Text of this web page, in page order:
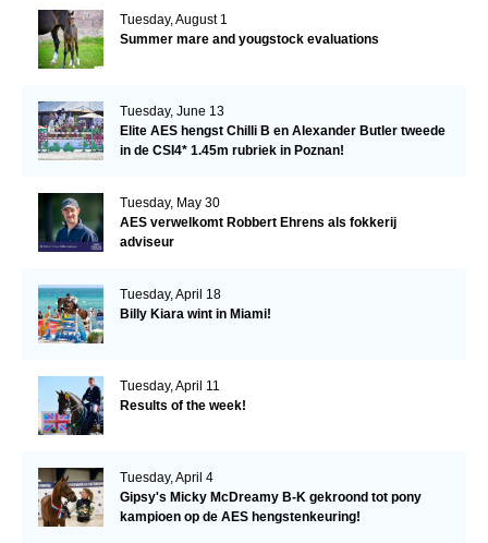
Tuesday, August 1
Summer mare and yougstock evaluations
Tuesday, June 13
Elite AES hengst Chilli B en Alexander Butler tweede
in de CSI4* 1.45m rubriek in Poznan!
Tuesday, May 30
AES verwelkomt Robbert Ehrens als fokkerij
adviseur
Tuesday, April 18
Billy Kiara wint in Miami!
Tuesday, April 11
Results of the week!
Tuesday, April 4
Gipsy's Micky McDreamy B-K gekroond tot pony
kampioen op de AES hengstenkeuring!